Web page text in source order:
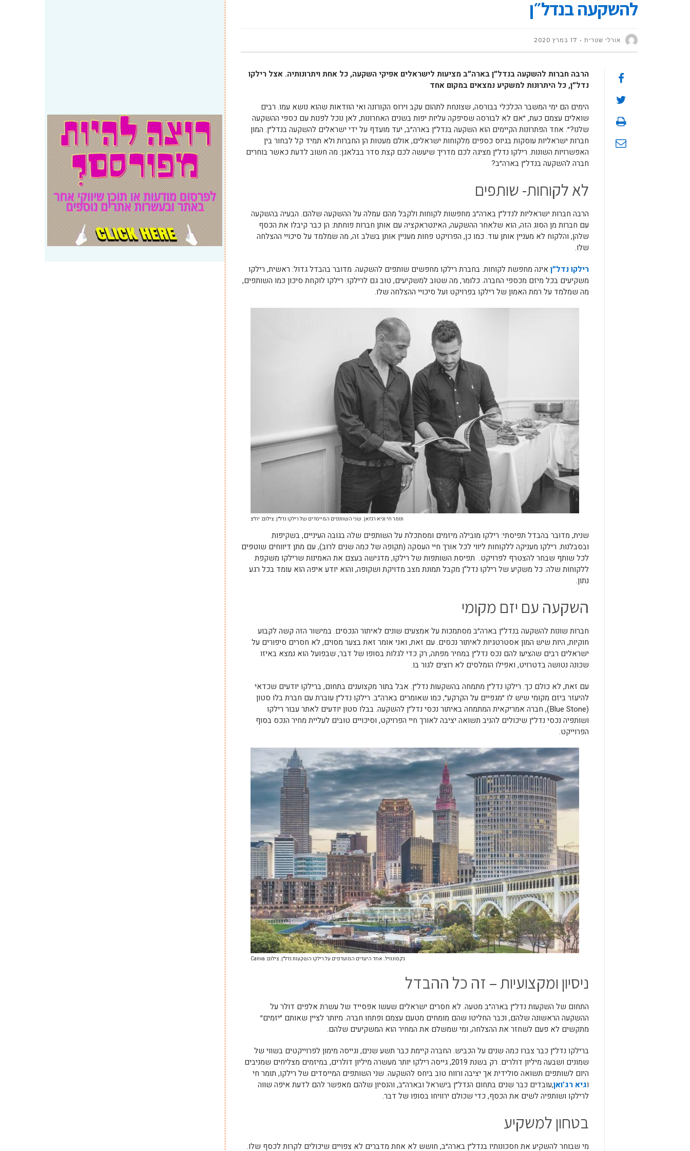
להשקעה בנדל״ן
אורלי שטרית 17 במרץ 2020
הרבה חברות להשקעה בנדל״ן בארה״ב מציעות לישראלים אפיקי השקעה, כל אחת ויתרונותיה. אצל רילקו
נדל״ן, כל היתרונות למשקיע נמצאים במקום אחד
הימים הם ימי המשבר הכלכלי בבורסה, שצונחת לתהום עקב וירוס הקורונה ואי הוודאות שהוא נושא עמו. רבים
שואלים עצמם כעת, ״אם לא לבורסה שסיפקה עליות יפות בשנים האחרונות, לאן נוכל לפנות עם כספי ההשקעה
שלנו?״. אחד הפתרונות הקיימים הוא השקעה בנדל״ן בארה״ב, יעד מועדף על ידי ישראלים להשקעה בנדל״ן. המון
חברות ישראליות עוסקות בגיוס כספים מלקוחות ישראלים, אולם מעטות הן החברות ולא תמיד קל לבחור בין
האפשרויות השונות. רילקו נדל״ן מציגה לכם מדריך שיעשה לכם קצת סדר בבלאגן: מה חשוב לדעת כאשר בוחרים
חברה להשקעה בנדל״ן בארה״ב?
לא לקוחות- שותפים
הרבה חברות ישראליות לנדל״ן בארה״ב מחפשות לקוחות ולקבל מהם עמלה על ההשקעה שלהם. הבעיה בהשקעה
עם חברות מן הסוג הזה, הוא שלאחר ההשקעה, האינטראקציה עם אותן חברות פוחתת: הן כבר קיבלו את הכסף
שלהן, והלקוח לא מעניין אותן עוד. כמו כן, הפרויקט פחות מעניין אותן בשלב זה, מה שמלמד על סיכויי ההצלחה
שלו.
רילקו נדל״ן אינה מחפשת לקוחות. בחברת רילקו מחפשים שותפים להשקעה. מדובר בהבדל גדול: ראשית, רילקו
משקיעים בכל מיזם מכספי החברה. כלומר, מה שטוב למשקיעים, טוב גם לרילקו: רילקו לוקחת סיכון כמו השותפים,
מה שמלמד על רמת האמון של רילקו בפרויקט ועל סיכויי ההצלחה שלו.
תומר חי וגיא רג׳ואן. שני השותפים המייסדים של רילקו נדל״ן. צילום: יח״צ
שנית, מדובר בהבדל תפיסתי: רילקו מובילה מיזמים ומסתכלת על השותפים שלה בגובה העיניים, בשקיפות
ובסבלנות. רילקו מעניקה ללקוחות ליווי לכל אורך חיי העסקה (תקופה של כמה שנים לרוב), עם מתן דיווחים שוטפים
לכל שותף שבחר להצטרף לפרויקט. תפיסת השותפות של רילקו, מדגישה בעצם את האמינות שרילקו משקפת
ללקוחות שלה: כל משקיע של רילקו נדל”ן מקבל תמונת מצב מדויקת ושקופה, והוא יודע איפה הוא עומד בכל רגע
נתון.
השקעה עם יזם מקומי
חברות שונות להשקעה בנדל״ן בארה״ב מסתמכות על אמצעים שונים לאיתור הנכסים. במישור הזה קשה לקבוע
חוקיות, היות שיש המון אסטרטגיות לאיתור נכסים. עם זאת, ואני אומר זאת בצער מסוים, לא חסרים סיפורים על
ישראלים רבים שהציעו להם נכס נדל״ן במחיר מפתה, רק כדי לגלות בסופו של דבר, שבפועל הוא נמצא באיזו
שכונה נטושה בדטרויט, ואפילו הומלסים לא רוצים לגור בו.
עם זאת, לא כולם כך. רילקו נדל״ן מתמחה בהשקעות נדל״ן. אבל בתור מקצוענים בתחום, ברילקו יודעים שכדאי
להיעזר ביזם מקומי שיש לו ״מגפיים על הקרקע״, כמו שאומרים בארה״ב. רילקו נדל״ן עוברת עם חברת בלו סטון
(Blue Stone), חברה אמריקאית המתמחה באיתור נכסי נדל״ן להשקעה. בבלו סטון יודעים לאתר עבור רילקו
ושותפיה נכסי נדל״ן שיכולים להניב תשואה יציבה לאורך חיי הפרויקט, וסיכויים טובים לעליית מחיר הנכס בסוף
הפרוייקט.
ג׳קסונוויל. אחד היעדים המועדפים על רילקו השקעות נדל״ן. צילום: Canva
ניסיון ומקצועיות – זה כל ההבדל
התחום של השקעות נדל״ן בארה״ב מטעה. לא חסרים ישראלים שעשו אפסייד של עשרת אלפים דולר על
ההשקעה הראשונה שלהם, וכבר החליטו שהם מומחים מטעם עצמם ופתחו חברה. מיותר לציין שאותם ״יזמים״
מתקשים לא פעם לשחזר את ההצלחה, ומי שמשלם את המחיר הוא המשקיעים שלהם.
ברילקו נדל״ן כבר צברו כמה שנים על הכביש. החברה קיימת כבר תשע שנים, וגייסה מימון לפרוייקטים בשווי של
שמונים ושבעה מיליון דולרים. רק בשנת 2019, גייסה רילקו יותר מעשרה מיליון דולרים, במיזמים מצליחים שמניבים
היום לשותפים תשואה סולידית אך יציבה ורווח טוב ביחס להשקעה. שני השותפים המייסדים של רילקו, תומר חי
וגיא רג’ואן,עובדים כבר שנים בתחום הנדל״ן בישראל ובארה״ב, והנסיון שלהם מאפשר להם לדעת איפה שווה
לרילקו ושותפיה לשים את הכסף, כדי שכולם ירוויחו בסופו של דבר.
בטחון למשקיע
מי שבוחר להשקיע את חסכונותיו בנדל״ן בארה״ב, חושש לא אחת מדברים לא צפויים שיכולים לקרות לכסף שלו.